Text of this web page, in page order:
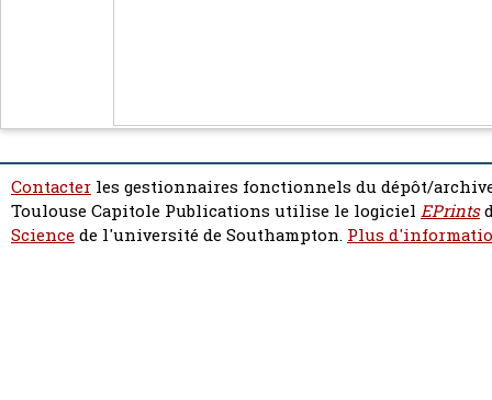
Contacter les gestionnaires fonctionnels du dépôt/
Toulouse Capitole Publications utilise le logiciel EPrints
Sciencede l'université de Southampton. Plus